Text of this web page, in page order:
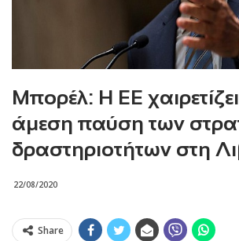
Μπορέλ: Η ΕΕ
άμεση παύση των
δραστηριοτήτων στη
22/08/2020
Share